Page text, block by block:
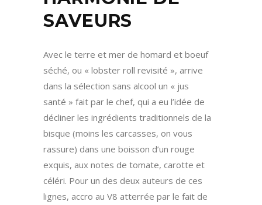
SAVEURS
Avec le terre et mer de homard et boeuf
séché, ou « lobster roll revisité », arrive
dans la sélection sans alcool un « jus
santé » fait par le chef, qui a eu l’idée de
décliner les ingrédients traditionnels de la
bisque (moins les carcasses, on vous
rassure) dans une boisson d’un rouge
exquis, aux notes de tomate, carotte et
céléri. Pour un des deux auteurs de ces
lignes, accro au V8 atterrée par le fait de